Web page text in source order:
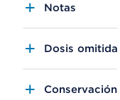
Notas
Dosis omitida
Conservación